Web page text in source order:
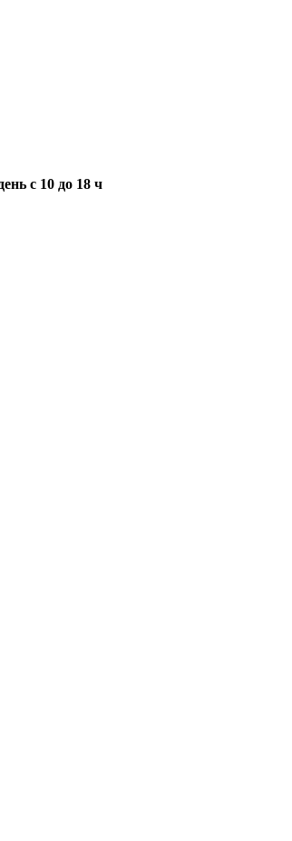
с 10 до 18 ч